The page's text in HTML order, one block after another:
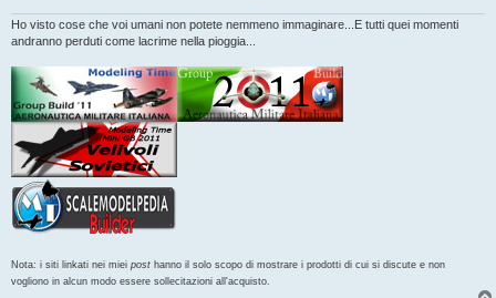
Ho visto cose che voi umani non potete nemmeno immaginare...E tutti quei momenti
andranno perduti come lacrime nella pioggia...
Nota: i siti linkati nei miei post hanno il solo scopo di mostrare i prodotti di cui si discute e non
vogliono in alcun modo essere sollecitazioni all'acquisto.